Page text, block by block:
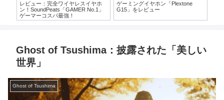
レビュー：完全ワイヤレスイヤホ
ン！SoundPeats「GAMER No.1」
ゲーマーコスパ最強！
ゲーミングイヤホン「Plextone
G15」をレビュー
Ghost of Tsushima：披露された「美しい
世界」
Ghost of Tsushima